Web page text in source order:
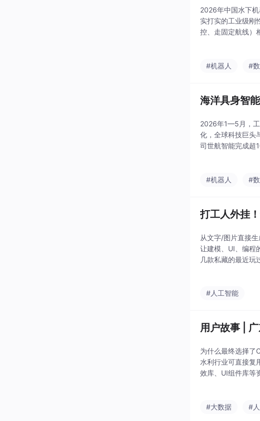
2026年中国水下
实打实的工业级刚
控、走固定航线）
#机器人
#
海洋具身智
2026年1—5月，工
化，全球科技巨头
司世航智能完成超
#机器人 #
打工人外挂
从文字/图片直接
让建模、UI、编程
几款私藏的最近玩
#人工智能
用户故事 |
为什么最终选择了
水利行业可直接复
效库、UI组件库等
#大数据 #